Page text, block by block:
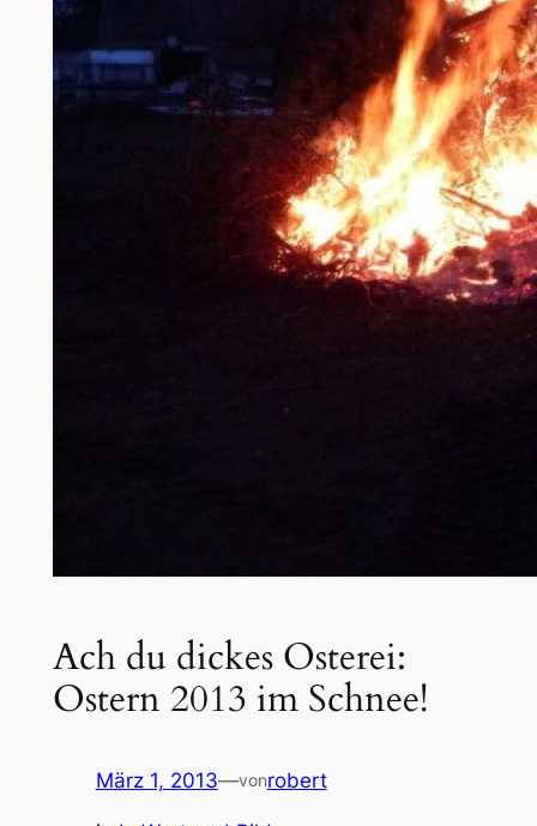
Ach du dickes Osterei:
Ostern 2013 im Schnee!
März 1, 2013—vonrobert